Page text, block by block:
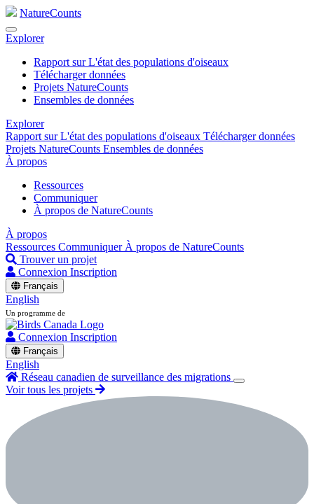
NatureCounts
Explorer
Rapport sur L'état des populations d'oiseaux
Télécharger données
Projets NatureCounts
Ensembles de données
Explorer
Rapport sur L'état des populations d'oiseaux Télécharger données
Projets NatureCounts Ensembles de données
À propos
Ressources
Communiquer
À propos de NatureCounts
À propos
Ressources Communiquer À propos de NatureCounts
Trouver un projet
Connexion Inscription
Français
English
Un programme de
Connexion Inscription
Français
English
Réseau canadien de surveillance des migrations
Voir tous les projets